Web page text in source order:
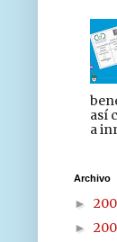
así
a
Archivo
►
►